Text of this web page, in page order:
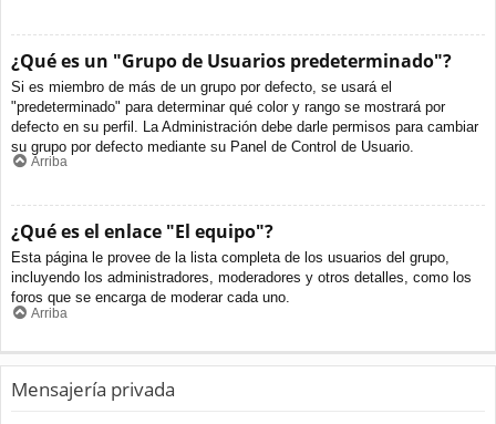
¿Qué es un "Grupo de Usuarios predeterminado"?
Si es miembro de más de un grupo por defecto, se usará el
"predeterminado" para determinar qué color y rango se mostrará por
defecto en su perfil. La Administración debe darle permisos para cambiar
su grupo por defecto mediante su Panel de Control de Usuario.
Arriba
¿Qué es el enlace "El equipo"?
Esta página le provee de la lista completa de los usuarios del grupo,
incluyendo los administradores, moderadores y otros detalles, como los
foros que se encarga de moderar cada uno.
Arriba
Mensajería privada